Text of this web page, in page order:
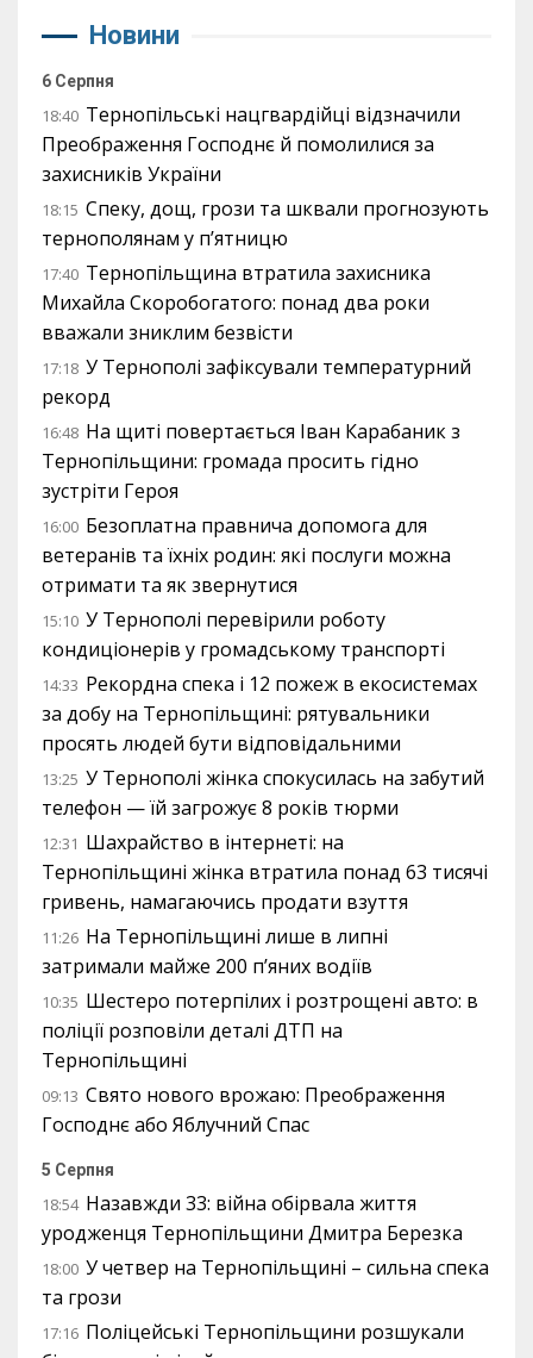
Новини
6 Серпня
18:40 Тернопільські нацгвардійці відзначили
Преображення Господнє й помолилися за
захисників України
18:15 Спеку, дощ, грози та шквали прогнозують
тернополянам у п’ятницю
17:40 Тернопільщина втратила захисника
Михайла Скоробогатого: понад два роки
вважали зниклим безвісти
17:18 У Тернополі зафіксували температурний
рекорд
16:48 На щиті повертається Іван Карабаник з
Тернопільщини: громада просить гідно
зустріти Героя
16:00 Безоплатна правнича допомога для
ветеранів та їхніх родин: які послуги можна
отримати та як звернутися
15:10 У Тернополі перевірили роботу
кондиціонерів у громадському транспорті
14:33 Рекордна спека і 12 пожеж в екосистемах
за добу на Тернопільщині: рятувальники
просять людей бути відповідальними
13:25 У Тернополі жінка спокусилась на забутий
телефон — їй загрожує 8 років тюрми
12:31 Шахрайство в інтернеті: на
Тернопільщині жінка втратила понад 63 тисячі
гривень, намагаючись продати взуття
11:26 На Тернопільщині лише в липні
затримали майже 200 п’яних водіїв
10:35 Шестеро потерпілих і розтрощені авто: в
поліції розповіли деталі ДТП на
Тернопільщині
09:13 Свято нового врожаю: Преображення
Господнє або Яблучний Спас
5 Серпня
18:54 Назавжди 33: війна обірвала життя
уродженця Тернопільщини Дмитра Березка
18:00 У четвер на Тернопільщині – сильна спека
та грози
17:16 Поліцейські Тернопільщини розшукали